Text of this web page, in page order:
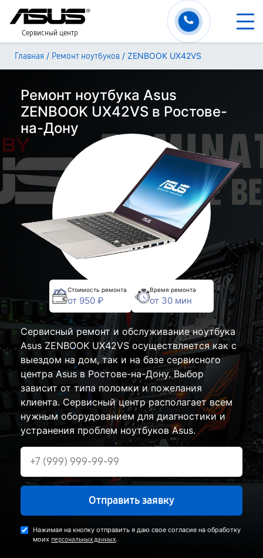
Сервисный центр
Главная / Ремонт ноутбуков / ZENBOOK UX42VS
Ремонт ноутбука Asus
ZENBOOK UX42VS в Ростове-
на-Дону
Стоимость ремонта
от 950 ₽
Время ремонта
от 30 мин
Сервисный ремонт и обслуживание ноутбука
Asus ZENBOOK UX42VS осуществляется как с
выездом на дом, так и на базе сервисного
центра Asus в Ростове-на-Дону. Выбор
зависит от типа поломки и пожелания
клиента. Сервисный центр располагает всем
нужным оборудованием для диагностики и
устранения проблем ноутбуков Asus.
Отправить заявку
Нажимая на кнопку отправить я даю свое согласие на обработку
моих персональных данных.